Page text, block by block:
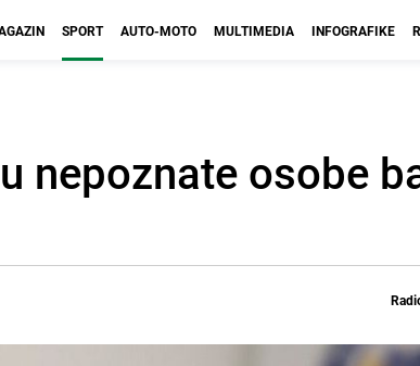
SPORT AUTO-MOTO MULTIMEDIA INFOGRAFIKE
nepoznate osobe